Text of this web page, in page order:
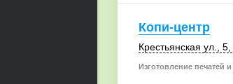
Копи-центр
Крестьянская ул., 5,
Изготовление печатей